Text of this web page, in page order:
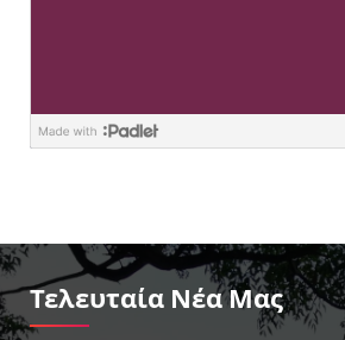
Τελευταία Νέα Μας